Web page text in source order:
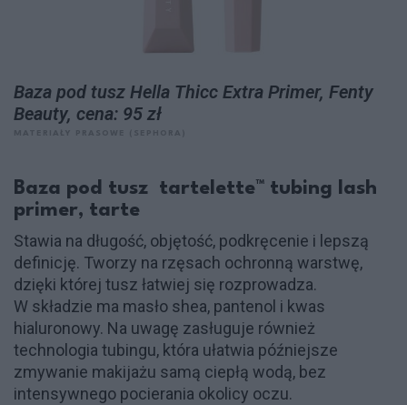
Baza pod tusz Hella Thicc Extra Primer, Fenty
Beauty, cena: 95 zł
Baza pod tusz tartelette™ tubing lash
primer, tarte
Stawia na długość, objętość, podkręcenie i lepszą
definicję. Tworzy na rzęsach ochronną warstwę,
dzięki której tusz łatwiej się rozprowadza.
W składzie ma masło shea, pantenol i kwas
hialuronowy. Na uwagę zasługuje również
technologia tubingu, która ułatwia późniejsze
zmywanie makijażu samą ciepłą wodą, bez
intensywnego pocierania okolicy oczu.